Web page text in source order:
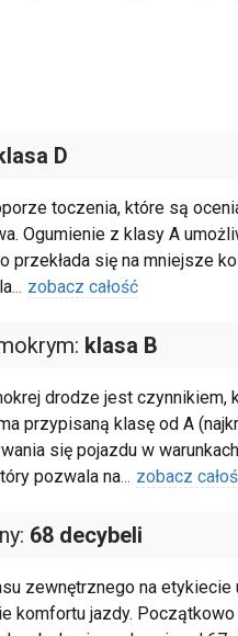
D
toczenia, które są
Ogumienie z klasy A
przekłada się na mniejsze
... zobacz całość
klasa B
drodze jest
przypisaną klasę od A
się pojazdu w
pozwala na... zobacz
68 decybeli
zewnętrznego na
komfortu jazdy.